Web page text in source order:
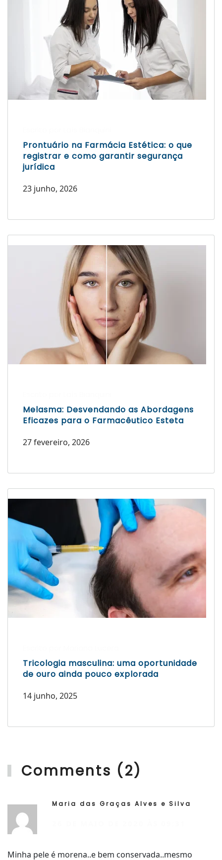
Prontuário na Farmácia Estética: o que
registrar e como garantir segurança
jurídica
23 junho, 2026
Melasma: Desvendando as Abordagens
Eficazes para o Farmacêutico Esteta
27 fevereiro, 2026
Tricologia masculina: uma oportunidade
de ouro ainda pouco explorada
14 junho, 2025
Comments (2)
Maria das Graças Alves e Silva
Minha pele é morena..e bem conservada..mesmo